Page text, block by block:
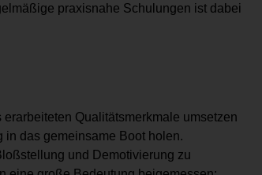
praxisnahe Schulungen ist dabei
Qualitätsmerkmale umsetzen
in das gemeinsame Boot holen.
und Demotivierung zu